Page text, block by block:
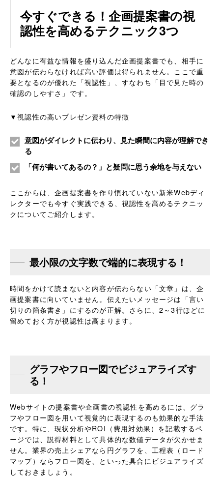
今すぐできる！企画提案書の視
認性を高めるテクニック3つ
どんなに有益な情報を盛り込んだ企画提案書でも、相手に
意図が伝わらなければ高い評価は得られません。ここで重
要となるのが優れた「視認性」、すなわち「目で見た時の
確認のしやすさ」です。
▼視認性の高いプレゼン資料の特徴
意図がダイレクトに伝わり、見た瞬間に内容が理解でき
る
「何が書いてあるの？」と疑問に思う余地を与えない
ここからは、企画提案書を作り慣れていない新米Webディ
レクターでも今すぐ実践できる、視認性を高めるテクニッ
クについてご紹介します。
最小限の文字数で端的に表現する！
時間をかけて読まないと内容が伝わらない「文章」は、企
画提案書に向いていません。伝えたいメッセージは「言い
切りの箇条書き」にするのが正解。さらに、2～3行ほどに
留めておく方が視認性は高まります。
グラフやフロー図でビジュアライズす
る！
Webサイトの提案書や企画書の視認性を高めるには、グラ
フやフロー図を用いて視覚的に表現するのも効果的な手法
です。特に、現状分析やROI（費用対効果）を記載するペ
ージでは、説得材料として具体的な数値データが欠かせま
せん。業界の売上シェアなら円グラフを、工程表（ロード
マップ）ならフロー図を、といった具合にビジュアライズ
しておきましょう。